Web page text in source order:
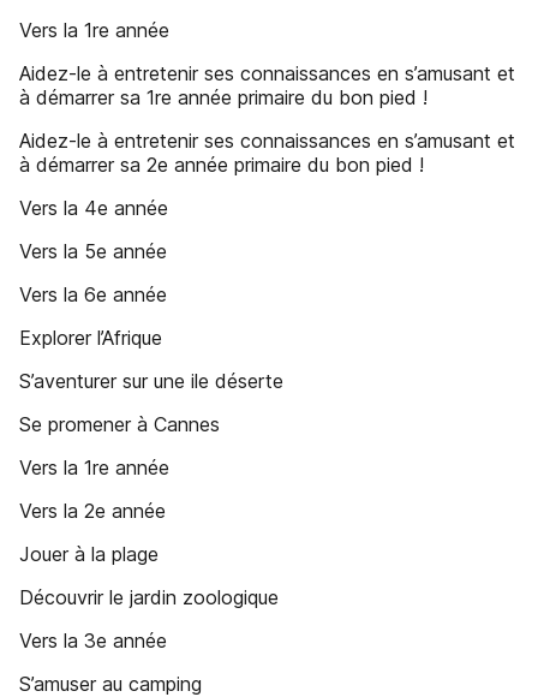
Vers la 1re année
Aidez-le à entretenir ses connaissances en s’amusant et
à démarrer sa 1re année primaire du bon pied !
Aidez-le à entretenir ses connaissances en s’amusant et
à démarrer sa 2e année primaire du bon pied !
Vers la 4e année
Vers la 5e année
Vers la 6e année
Explorer l’Afrique
S’aventurer sur une ile déserte
Se promener à Cannes
Vers la 1re année
Vers la 2e année
Jouer à la plage
Découvrir le jardin zoologique
Vers la 3e année
S’amuser au camping